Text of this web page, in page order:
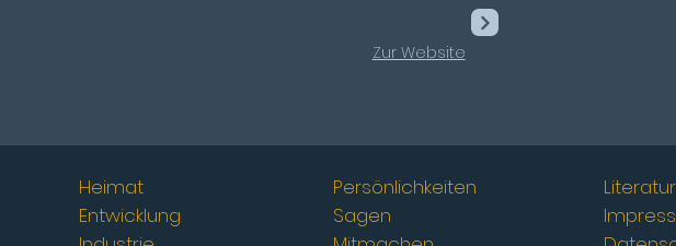
Zur Website
Heimat
Entwicklung
Persönlichkeiten
Sagen